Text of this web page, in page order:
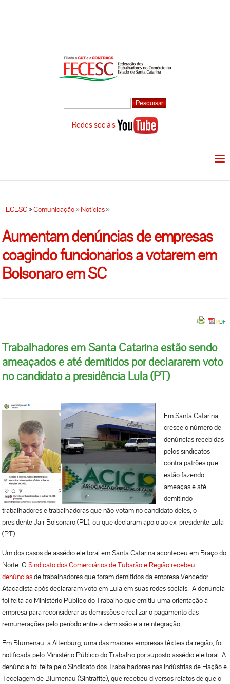
Redes sociais
FECESC»Comunicação»Notícias»
Aumentam denúncias de empresas
coagindo funcionários a votarem em
Bolsonaro em SC
Trabalhadores em Santa Catarina estão sendo
ameaçados e até demitidos por declararem voto
no candidato à presidência Lula (PT)
Em Santa Catarina
cresce o número de
denúncias recebidas
pelos sindicatos
contra patrões que
estão fazendo
ameaças e até
demitindo
trabalhadores e trabalhadoras que não votam no candidato deles, o
presidente Jair Bolsonaro (PL), ou que declaram apoio ao ex-presidente Lula
(PT).
Um dos casos de assédio eleitoral em Santa Catarina aconteceu em Braço do
Norte. OSindicato dos Comerciários de Tubarão e Região recebeu
denúnciasde trabalhadores que foram demitidos da empresa Vencedor
Atacadista após declararam voto em Lula em suas redes sociais. A denúncia
foi feita ao Ministério Público do Trabalho que emitiu uma orientação à
empresa para reconsiderar as demissões e realizar o pagamento das
remunerações pelo período entre a demissão e a reintegração.
Em Blumenau, a Altenburg, uma das maiores empresas têxteis da região, foi
notificada pelo Ministério Público do Trabalho por suposto assédio eleitoral. A
denúncia foi feita pelo Sindicato dos Trabalhadores nas Indústrias de Fiação e
Tecelagem de Blumenau (Sintrafite), que recebeu diversos relatos de que o